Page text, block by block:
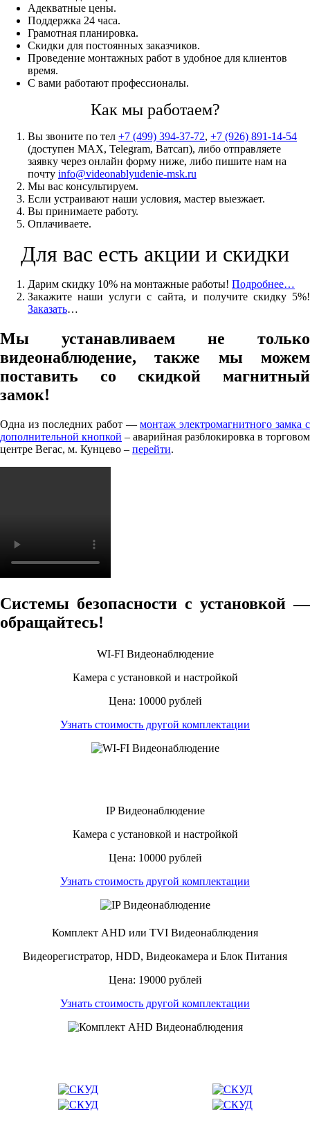
Адекватные цены.
Поддержка 24 часа.
Грамотная планировка.
Скидки для постоянных заказчиков.
Проведение монтажных работ в удобное для клиентов
время.
С вами работают профессионалы.
Как мы работаем?
Вы звоните по тел +7 (499) 394-37-72, +7 (926) 891-14-54
(доступен MAX, Telegram, Ватсап), либо отправляете
заявку через онлайн форму ниже, либо пишите нам на
почту info@videonablyudenie-msk.ru
Мы вас консультируем.
Если устраивают наши условия, мастер выезжает.
Вы принимаете работу.
Оплачиваете.
Для вас есть акции и скидки
Дарим скидку 10% на монтажные работы! Подробнее…
Закажите наши услуги с сайта, и получите скидку 5%!
Заказать…
Мы устанавливаем не только
видеонаблюдение, также мы можем
поставить со скидкой магнитный
замок!
Одна из последних работ —монтаж электромагнитного замка с
дополнительной кнопкой – аварийная разблокировка в торговом
центре Вегас, м. Кунцево – перейти.
Системы безопасности с установкой —
обращайтесь!
WI-FI Видеонаблюдение
Камера с установкой и настройкой
Цена: 10000 рублей
Узнать стоимость другой комплектации
IP Видеонаблюдение
Камера с установкой и настройкой
Цена: 10000 рублей
Узнать стоимость другой комплектации
Комплект AHD или TVI Видеонаблюдения
Видеорегистратор, HDD, Видеокамера и Блок Питания
Цена: 19000 рублей
Узнать стоимость другой комплектации